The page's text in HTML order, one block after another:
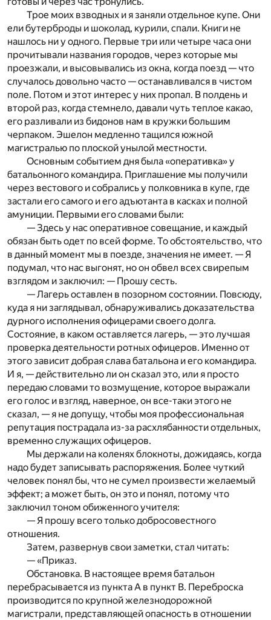
Трое моих взводных и я заняли отдельное купе. Они
ели бутерброды и шоколад, курили, спали. Книги не
нашлось ни у одного. Первые три или четыре часа они
прочитывали названия городов, через которые мы
проезжали, и высовывались из окна, когда поезд — что
случалось довольно часто — останавливался в чистом
поле. Потом и этот интерес у них пропал. В полдень и
второй раз, когда стемнело, давали чуть теплое какао,
его разливали из бидонов нам в кружки большим
черпаком. Эшелон медленно тащился южной
магистралью по плоской унылой местности.
Основным событием дня была «оперативка» у
батальонного командира. Приглашение мы получили
через вестового и собрались у полковника в купе, где
застали его самого и его адъютанта в касках и полной
амуниции. Первыми его словами были:
— Здесь у нас оперативное совещание, и каждый
обязан быть одет по всей форме. То обстоятельство, что
в данный момент мы в поезде, значения не имеет. — Я
подумал, что нас выгонят, но он обвел всех свирепым
взглядом и заключил: — Прошу сесть.
— Лагерь оставлен в позорном состоянии. Повсюду,
куда я ни заглядывал, обнаруживались доказательства
дурного исполнения офицерами своего долга.
Состояние, в каком оставляется лагерь, — это лучшая
проверка деятельности ротных офицеров. Именно от
этого зависит добрая слава батальона и его командира.
И я, — действительно ли он сказал это, или я просто
передаю словами то возмущение, которое выражали
его голос и взгляд, наверное, он все-таки этого не
сказал, — я не допущу, чтобы моя профессиональная
репутация пострадала из-за расхлябанности отдельных,
временно служащих офицеров.
Мы держали на коленях блокноты, дожидаясь, когда
надо будет записывать распоряжения. Более чуткий
человек понял бы, что не сумел произвести желаемый
эффект; а может быть, он это и понял, потому что
заключил тоном обиженного учителя:
— Я прошу всего только добросовестного
отношения.
Затем, развернув свои заметки, стал читать:
— «Приказ.
Обстановка. В настоящее время батальон
перебрасывается из пункта А в пункт В. Переброска
производится по крупной железнодорожной
магистрали, представляющей опасность в отношении